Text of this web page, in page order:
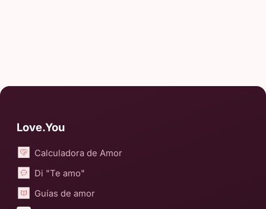
Love.You
Calculadora de Amor
Di "Te amo"
Guías de amor